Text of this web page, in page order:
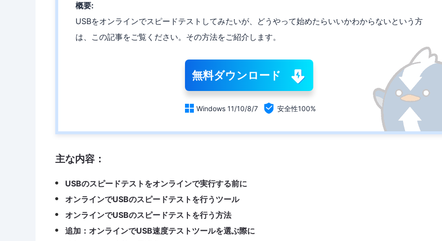
概要:
USBをオンラインでスピードテストしてみたいが、どうやって始めたらいいかわからないという方
は、この記事をご覧ください。その方法をご紹介します。
無料ダウンロード
 Windows 11/10/8/7  安全性100%
主な内容：
USBのスピードテストをオンラインで実行する前に
オンラインでUSBのスピードテストを行うツール
オンラインでUSBのスピードテストを行う方法
追加：オンラインでUSB速度テストツールを選ぶ際に